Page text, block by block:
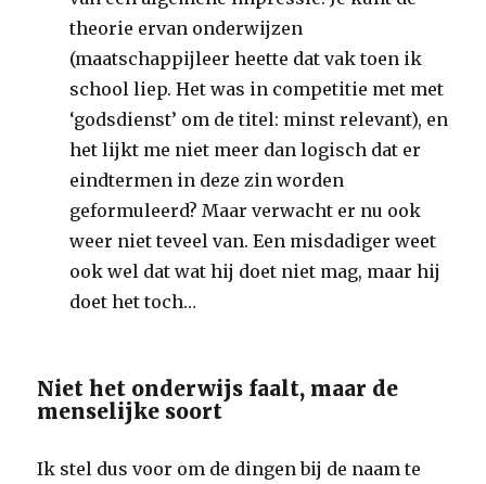
theorie ervan onderwijzen
(maatschappijleer heette dat vak toen ik
school liep. Het was in competitie met met
‘godsdienst’ om de titel: minst relevant), en
het lijkt me niet meer dan logisch dat er
eindtermen in deze zin worden
geformuleerd? Maar verwacht er nu ook
weer niet teveel van. Een misdadiger weet
ook wel dat wat hij doet niet mag, maar hij
doet het toch…
Niet het onderwijs faalt, maar de
menselijke soort
Ik stel dus voor om de dingen bij de naam te